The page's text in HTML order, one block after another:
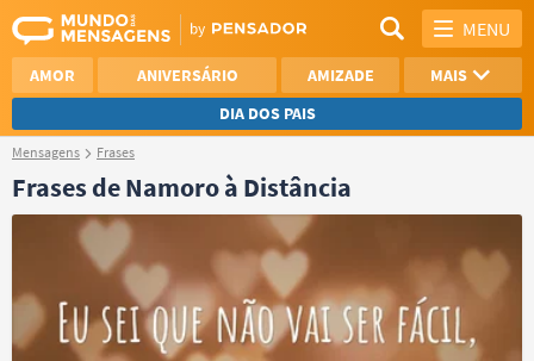
MENU
AMOR ANIVERSÁRIO AMIZADE
MAIS
DIA DOS PAIS
REFLEXÃO
AGRADECIMENTO
SAUDADE
OTIMISMO
NAMORO
VER TODAS
Mensagens Frases
Frases de Namoro à Distância